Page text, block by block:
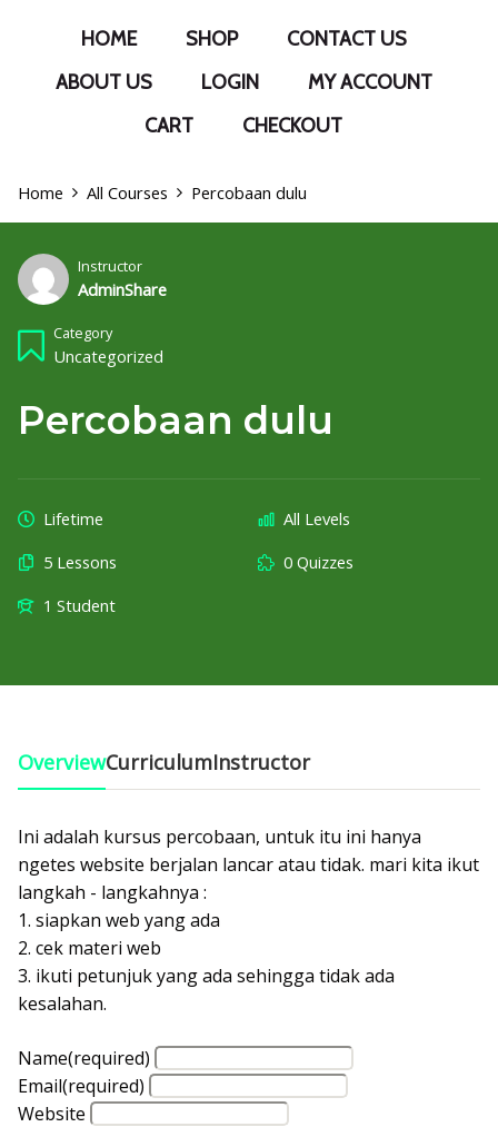
HOME SHOP
CONTACT US
ABOUT US
LOGIN
MY ACCOUNT
CART
CHECKOUT
Home All Courses Percobaan dulu
Instructor
AdminShare
Category
Uncategorized
Percobaan dulu
Lifetime
All Levels
5 Lessons
0 Quizzes
1 Student
OverviewCurriculumInstructor
Ini adalah kursus percobaan, untuk itu ini hanya
ngetes website berjalan lancar atau tidak. mari kita ikut
langkah - langkahnya :
siapkan web yang ada
cek materi web
ikuti petunjuk yang ada sehingga tidak ada
kesalahan.
Name(required)
Email(required)
Website